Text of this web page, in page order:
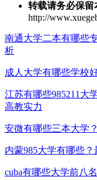
转载请务必保留
http://
南通大学二本有哪些
析
成人大学有哪些学校
江苏有哪些985211大
高教实力
安微有哪些三本大学
内蒙985大学有哪些
cuba有哪些大学前八名